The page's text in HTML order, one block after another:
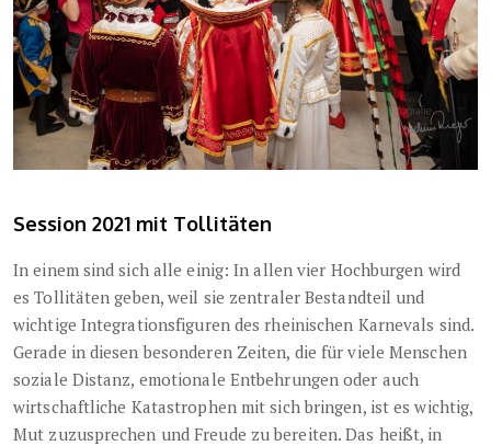
Session 2021 mit Tollitäten
In einem sind sich alle einig: In allen vier Hochburgen wird
es Tollitäten geben, weil sie zentraler Bestandteil und
wichtige Integrationsfiguren des rheinischen Karnevals sind.
Gerade in diesen besonderen Zeiten, die für viele Menschen
soziale Distanz, emotionale Entbehrungen oder auch
wirtschaftliche Katastrophen mit sich bringen, ist es wichtig,
Mut zuzusprechen und Freude zu bereiten. Das heißt, in